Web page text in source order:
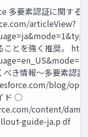
多要素認証に関する
articleView?
ことを強く推奨。
べき情報〜多要素認
blog/
ド ○
content/
guide-ja.p df